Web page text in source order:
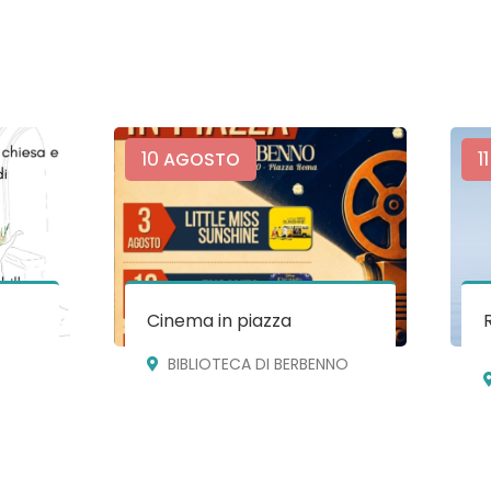
10 AGOSTO
Cinema in piazza
BIBLIOTECA DI BERBENNO
11